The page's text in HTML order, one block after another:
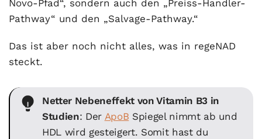
Novo-Pfad“, sondern auch den „Preiss-Handler-
Pathway“ und den „Salvage-Pathway.“
Das ist aber noch nicht alles, was in regeNAD
steckt.
Netter Nebeneffekt von Vitamin B3 in
Studien: Der ApoB Spiegel nimmt ab und
HDL wird gesteigert. Somit hast du